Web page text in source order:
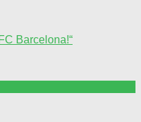
Barcelona!“